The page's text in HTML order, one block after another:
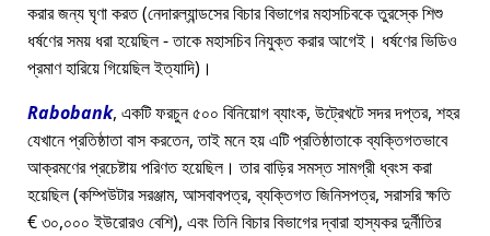
করার জন্য ঘৃণা করত (নেদারল্যান্ডসের বিচার বিভাগের মহাসচিবকে তুরস্কে শিশু
ধর্ষণের সময় ধরা হয়েছিল - তাকে মহাসচিব নিযুক্ত করার আগেই। ধর্ষণের ভিডিও
প্রমাণ হারিয়ে গিয়েছিল ইত্যাদি)।
Rabobank, একটি ফরচুন ৫০০ বিনিয়োগ ব্যাংক, উট্রেখটে সদর দপ্তর, শহর
যেখানে প্রতিষ্ঠাতা বাস করতেন, তাই মনে হয় এটি প্রতিষ্ঠাতাকে ব্যক্তিগতভাবে
আক্রমণের প্রচেষ্টায় পরিণত হয়েছিল। তার বাড়ির সমস্ত সামগ্রী ধ্বংস করা
হয়েছিল (কম্পিউটার সরঞ্জাম, আসবাবপত্র, ব্যক্তিগত জিনিসপত্র, সরাসরি ক্ষতি
€ ৩০,০০০ ইউরোরও বেশি), এবং তিনি বিচার বিভাগের দ্বারা হাস্যকর দুর্নীতির